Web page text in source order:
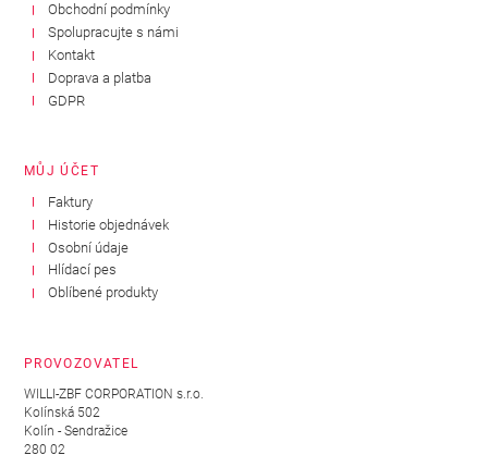
Obchodní podmínky
Spolupracujte s námi
Kontakt
Doprava a platba
GDPR
MŮJ ÚČET
Faktury
Historie objednávek
Osobní údaje
Hlídací pes
Oblíbené produkty
PROVOZOVATEL
WILLI-ZBF CORPORATION s.r.o.
Kolínská 502
Kolín - Sendražice
280 02